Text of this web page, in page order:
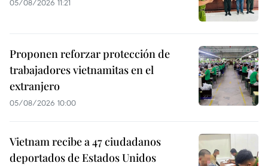
05/08/2026 11:21
Proponen reforzar protección de
trabajadores vietnamitas en el
extranjero
05/08/2026 10:00
Vietnam recibe a 47 ciudadanos
deportados de Estados Unidos